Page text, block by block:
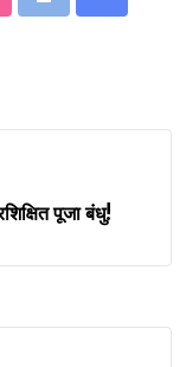
Print
Share
पूजा बंधु!